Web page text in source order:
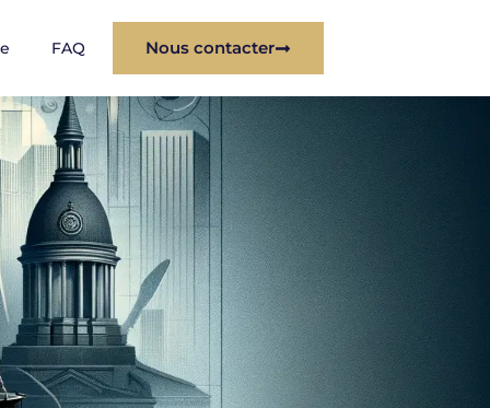
FAQ Nous contacter